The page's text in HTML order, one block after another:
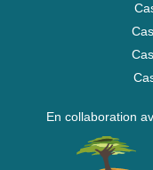
En collaboration